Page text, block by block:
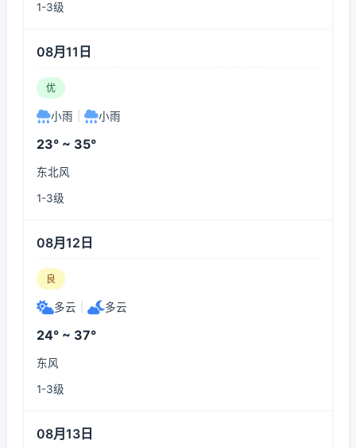
1-3级
08月11日
优
小雨 小雨
23° ~ 35°
东北风
1-3级
08月12日
良
多云 多云
24° ~ 37°
东风
1-3级
08月13日